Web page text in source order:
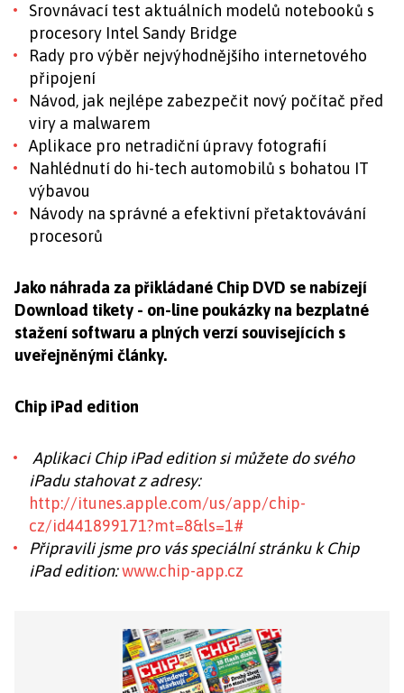
Srovnávací test aktuálních modelů notebooků s
procesory Intel Sandy Bridge
Rady pro výběr nejvýhodnějšího internetového
připojení
Návod, jak nejlépe zabezpečit nový počítač před
viry a malwarem
Aplikace pro netradiční úpravy fotografií
Nahlédnutí do hi-tech automobilů s bohatou IT
výbavou
Návody na správné a efektivní přetaktovávání
procesorů
Jako náhrada za přikládané Chip DVD se nabízejí
Download tikety - on-line poukázky na bezplatné
stažení softwaru a plných verzí souvisejících s
uveřejněnými články.
Chip iPad edition
Aplikaci Chip iPad edition si můžete do svého
iPadu stahovat z adresy:
http://itunes.apple.com/us/app/chip-
cz/id441899171?mt=8&ls=1#
Připravili jsme pro vás speciální stránku k Chip
iPad edition:www.chip-app.cz